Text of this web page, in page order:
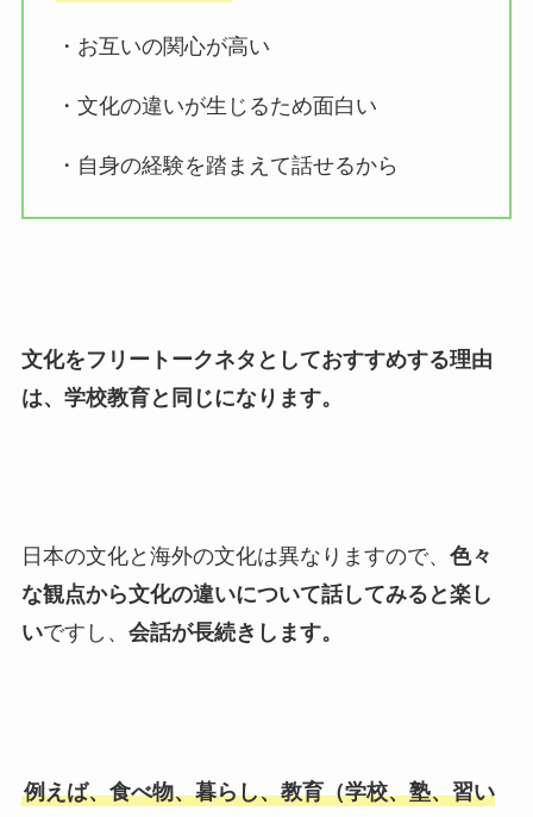
・お互いの関心が高い
・文化の違いが生じるため面白い
・自身の経験を踏まえて話せるから
文化をフリートークネタとしておすすめする理由
は、学校教育と同じになります。
日本の文化と海外の文化は異なりますので、 色々
な観点から文化の違いについて話してみると楽し
いですし、 会話が長続きします。
例えば、食べ物、暮らし、教育（学校、塾、習い